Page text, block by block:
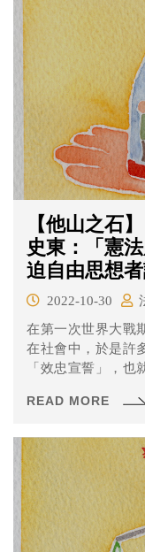
【他山之石
史東：「憲
迫自由思想
2022-10-30
在第一次世界大戰
在社會中，於是許
「效忠宣誓」，也
READ MORE